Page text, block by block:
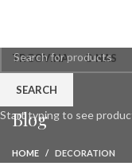
TRGOVINA
O NAS
Blog
HOME DECORATION
SEARCH
Start typing to see